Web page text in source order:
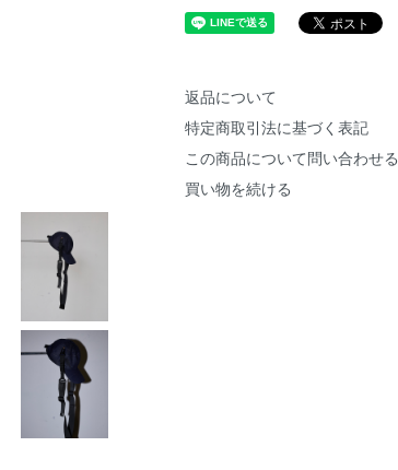
返品について
特定商取引法に基づく表記
この商品について問い合わせる
買い物を続ける